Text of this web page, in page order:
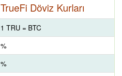
TrueFi Döviz Kurları
1 TRU = BTC
%
%